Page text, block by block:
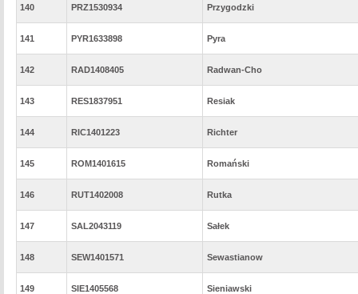
140 PRZ1530934 Przygodzki
141 PYR1633898 Pyra
142 RAD1408405 Radwan-Cho
143 RES1837951 Resiak
144 RIC1401223 Richter
145 ROM1401615 Romański
146 RUT1402008 Rutka
147 SAL2043119 Sałek
148 SEW1401571 Sewastianow
149 SIE1405568 Sieniawski